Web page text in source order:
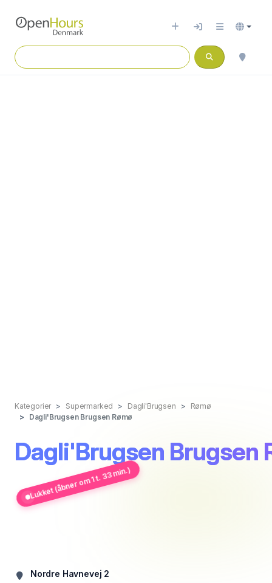
Kategorier Supermarked Dagli'Brugsen
Rømø
Dagli'Brugsen Brugsen Rømø
Dagli'Brugsen Brugsen
Lukket (åbner om 1 t. 33 min.)
Nordre Havnevej 2